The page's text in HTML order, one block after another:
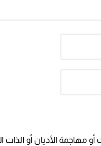
مهاجمة الأديان أو الذات